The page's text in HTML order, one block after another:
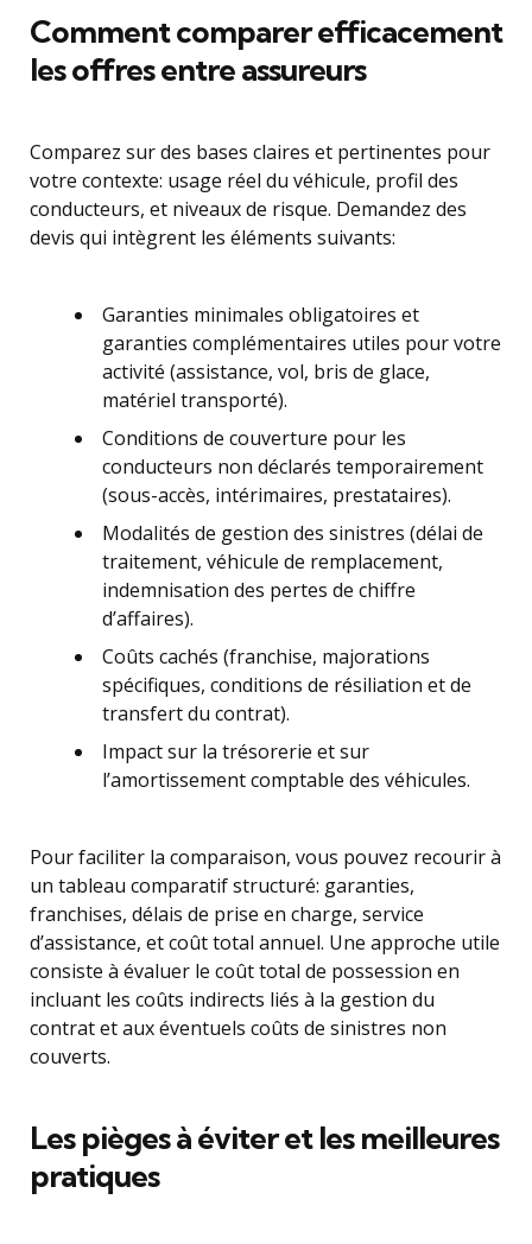
Comment comparer efficacement
les offres entre assureurs
Comparez sur des bases claires et pertinentes pour
votre contexte: usage réel du véhicule, profil des
conducteurs, et niveaux de risque. Demandez des
devis qui intègrent les éléments suivants:
Garanties minimales obligatoires et
garanties complémentaires utiles pour votre
activité (assistance, vol, bris de glace,
matériel transporté).
Conditions de couverture pour les
conducteurs non déclarés temporairement
(sous-accès, intérimaires, prestataires).
Modalités de gestion des sinistres (délai de
traitement, véhicule de remplacement,
indemnisation des pertes de chiffre
d’affaires).
Coûts cachés (franchise, majorations
spécifiques, conditions de résiliation et de
transfert du contrat).
Impact sur la trésorerie et sur
l’amortissement comptable des véhicules.
Pour faciliter la comparaison, vous pouvez recourir à
un tableau comparatif structuré: garanties,
franchises, délais de prise en charge, service
d’assistance, et coût total annuel. Une approche utile
consiste à évaluer le coût total de possession en
incluant les coûts indirects liés à la gestion du
contrat et aux éventuels coûts de sinistres non
couverts.
Les pièges à éviter et les meilleures
pratiques